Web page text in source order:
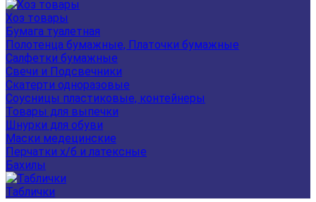
Хоз товары
Бумага туалетная
Полотенца бумажные, Платочки бумажные
Салфетки бумажные
Свечи и Подсвечники
Скатерти одноразовые
Соусницы пластиковые, контейнеры
Товары для выпечки
Шнурки для обуви
Маски медецинские
Перчатки х/б и латексные
Бахилы
Таблички